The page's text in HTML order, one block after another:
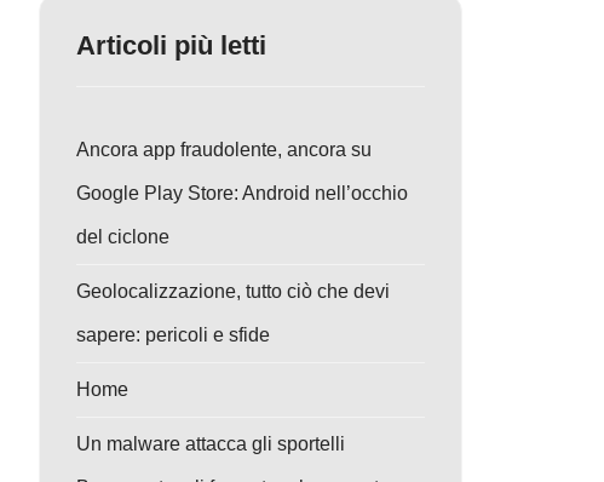
Articoli più letti
Ancora app fraudolente, ancora su
Google Play Store: Android nell’occhio
del ciclone
Geolocalizzazione, tutto ciò che devi
sapere: pericoli e sfide
Home
Un malware attacca gli sportelli